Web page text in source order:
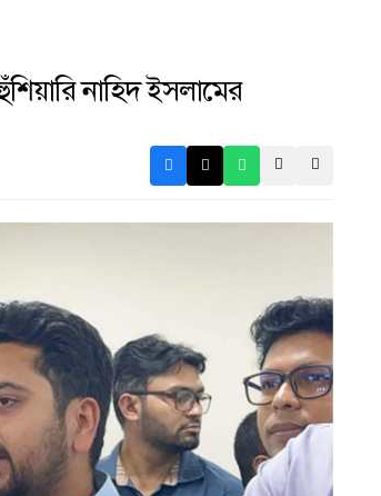
নাহিদ ইসলামের